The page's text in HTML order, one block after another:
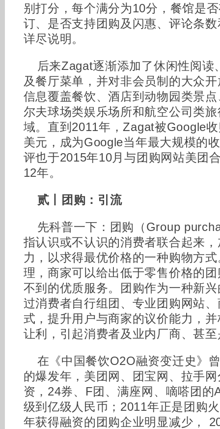
别打分，每个满分为10分，餐馆是
订、是否支持团购及闪惠、评论条
详尽说明。
后来Zagat逐渐添加了休闲性阅读
及餐厅菜单，并对非会员制的大众
信息覆盖餐饮、酒店到动物园类景
尔夫球场类娱乐场所和航空公司类
域。直到2011年，Zagat被Google
美元，成为Google当年最大规模的
评也于2015年10月与团购网站美团
12年。
贰丨团购：引流
先科普一下：团购（Group
指认识或不认识的消费者联合起来
力，以求得最优价格的一种购物方
理，商家可以给出低于零售价格的
不到的优质服务。团购作为一种新
过消费者自行组团、专业团购网站
式，提升用户与商家的议价能力，
让利，引起消费者及业内厂商、甚
在《中国餐饮O2O融资变迁史》
的爆发年，美团网、团宝网、拉手
资，24券、F团、满座网、嘀嗒团的
级到亿级人民币；2011年正是团购
年获得融资的团购企业明显减少，